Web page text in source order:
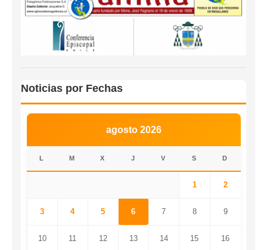
Noticias por Fechas
agosto 2026
L M X J V S D
1 2
3 4 5 6 7 8 9
10 11 12 13 14 15 16